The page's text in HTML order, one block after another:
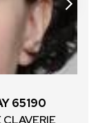
65190